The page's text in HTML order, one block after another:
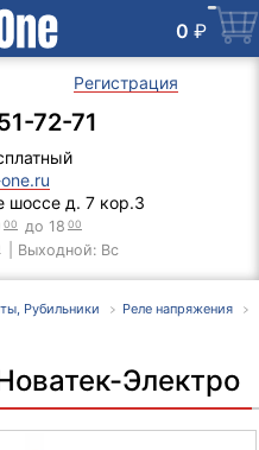
0 ₽
Регистрация
72-71
шоссе д. 7 кор.3
00 до 18 00
| Выходной: Вс
Рубильники
Реле напряжения
Электро